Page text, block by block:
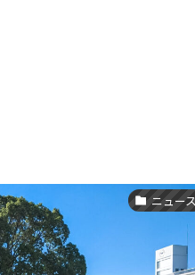
ニュー